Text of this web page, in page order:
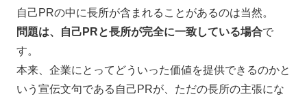
自己PRの中に長所が含まれることがあるのは当然。
問題は、自己PRと長所が完全に一致している場合で
す。
本来、企業にとってどういった価値を提供できるのかと
いう宣伝文句である自己PRが、ただの長所の主張にな